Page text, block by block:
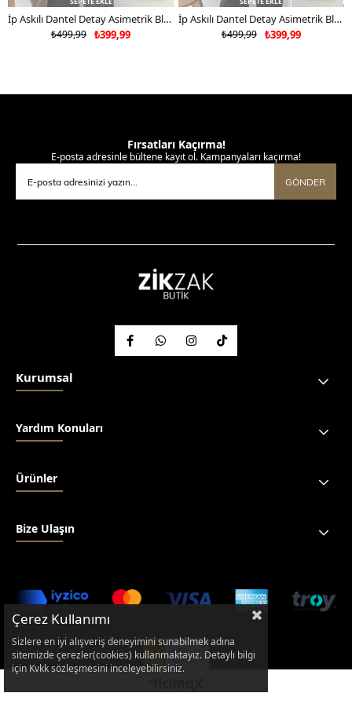
İp Askılı Dantel Detay Asimetrik Bluz Kahverengi 2181
₺399,99
₺499,99
İp Askılı Dantel Detay Asimetrik Bluz Sarı 2181
₺399,99
₺499,99
Fırsatları Kaçırma!
E-posta adresinle bültene kayıt ol. Kampanyaları kaçırma!
GÖNDER
Kurumsal
Yardım Konuları
Ürünler
Bize Ulaşın
Çerez Kullanımı
Sizlere en iyi alışveriş deneyimini sunabilmek adına
sitemizde çerezler(cookies) kullanmaktayız. Detaylı bilgi
için Kvkk sözleşmesini inceleyebilirsiniz.